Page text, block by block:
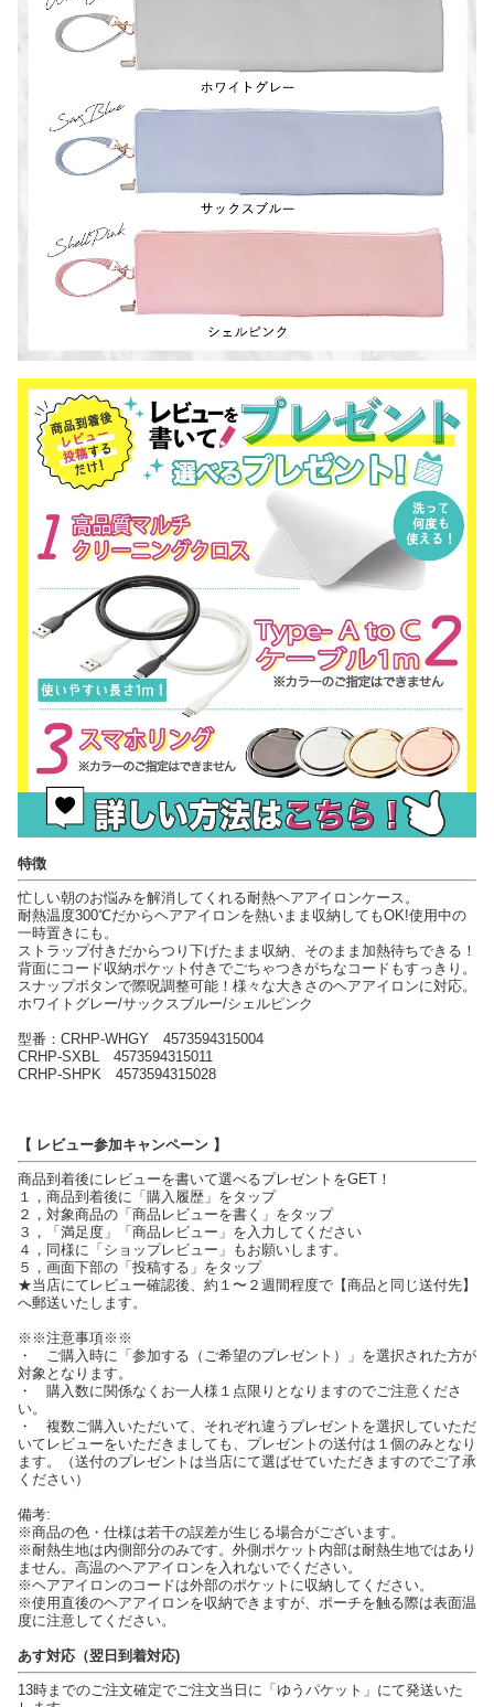
特徴
忙しい朝のお悩みを解消してくれる耐熱ヘアアイロンケース。
耐熱温度300℃だからヘアアイロンを熱いまま収納してもOK!使用中の
一時置きにも。
ストラップ付きだからつり下げたまま収納、そのまま加熱待ちできる！
背面にコード収納ポケット付きでごちゃつきがちなコードもすっきり。
スナップボタンで際呪調整可能！様々な大きさのヘアアイロンに対応。
ホワイトグレー/サックスブルー/シェルピンク
型番：CRHP-WHGY 4573594315004
CRHP-SXBL 4573594315011
CRHP-SHPK 4573594315028
【 レビュー参加キャンペーン 】
商品到着後にレビューを書いて選べるプレゼントをGET！
１，商品到着後に「購入履歴」をタップ
２，対象商品の「商品レビューを書く」をタップ
３，「満足度」「商品レビュー」を入力してください
４，同様に「ショップレビュー」もお願いします。
５，画面下部の「投稿する」をタップ
★当店にてレビュー確認後、約１〜２週間程度で【商品と同じ送付先】
へ郵送いたします。
※※注意事項※※
・ ご購入時に「参加する（ご希望のプレゼント）」を選択された方が
対象となります。
・ 購入数に関係なくお一人様１点限りとなりますのでご注意くださ
い。
・ 複数ご購入いただいて、それぞれ違うプレゼントを選択していただ
いてレビューをいただきましても、プレゼントの送付は１個のみとなり
ます。（送付のプレゼントは当店にて選ばせていただきますのでご了承
ください）
備考:
※商品の色・仕様は若干の誤差が生じる場合がございます。
※耐熱生地は内側部分のみです。外側ポケット内部は耐熱生地ではあり
ません。高温のヘアアイロンを入れないでください。
※ヘアアイロンのコードは外部のポケットに収納してください。
※使用直後のヘアアイロンを収納できますが、ポーチを触る際は表面温
度に注意してください。
あす対応（翌日到着対応)
13時までのご注文確定でご注文当日に「ゆうパケット」にて発送いた